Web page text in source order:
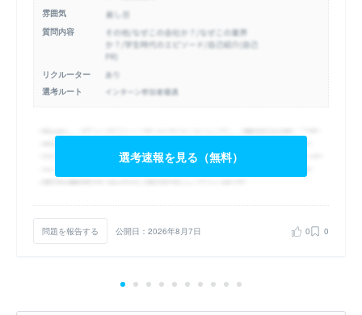
雰囲気
質問内容
リクルーター
選考ルート
選考速報を見る（無料）
問題を報告する 公開日：2026年8月7日 0 0